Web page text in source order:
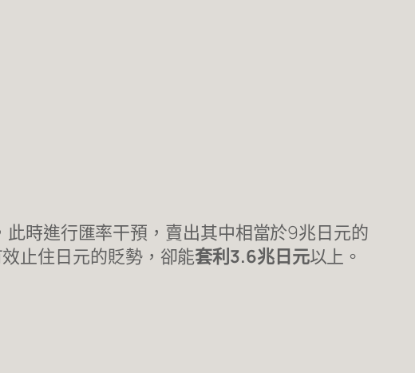
時進行匯率干預，賣出其中相當於9兆日元的
止住日元的貶勢，卻能套利3.6兆日元以上。